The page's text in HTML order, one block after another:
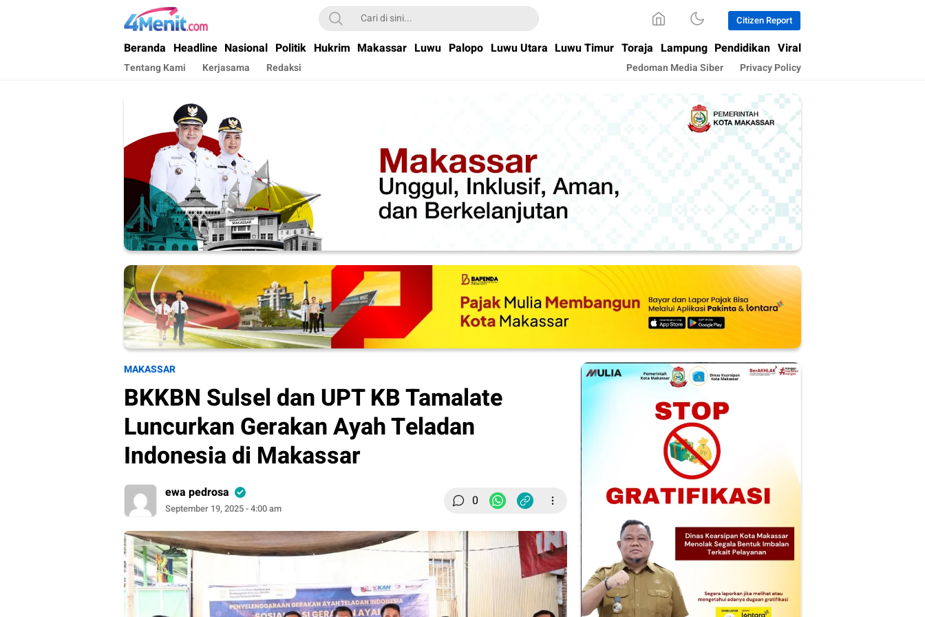
4menit.com
Mengungkap Kisah, Setiap Hari
Citizen Report
Beranda Headline Nasional Politik Hukrim Makassar Luwu Palopo Luwu Utara Luwu Timur Toraja Lampung Pendidikan Viral
Tentang Kami Kerjasama Redaksi Pedoman Media Siber Privacy Policy
MAKASSAR
BKKBN Sulsel dan UPT KB Tamalate
Luncurkan Gerakan Ayah Teladan
Indonesia di Makassar
ewa pedrosa
September 19, 2025 - 4:00 am 0